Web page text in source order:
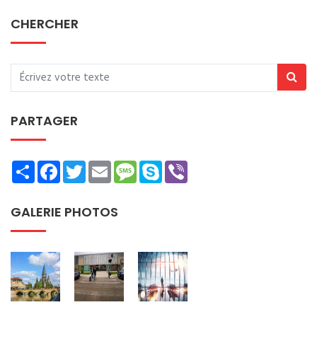
CHERCHER
PARTAGER
ShareFacebookTwitterEmailMessage
Skype
GALERIE PHOTOS